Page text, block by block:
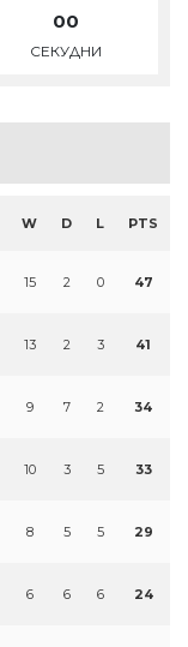
00
СЕКУДНИ
W D L PTS
15 2 0 47
13 2 3 41
9 7 2 34
10 3 5 33
8 5 5 29
6 6 6 24